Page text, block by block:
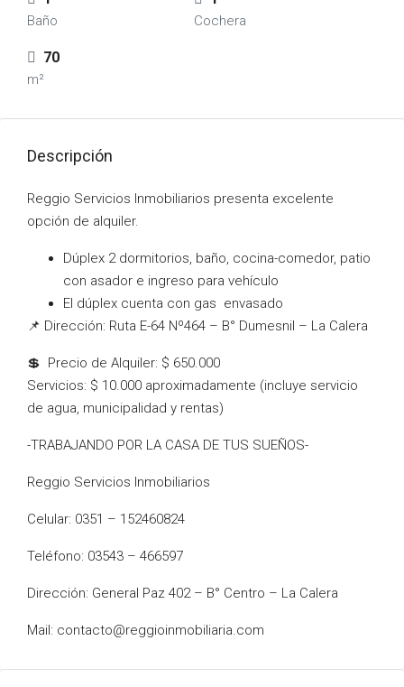
Baño Cochera
70
m²
Descripción
Reggio Servicios Inmobiliarios presenta excelente
opción de alquiler.
Dúplex 2 dormitorios, baño, cocina-comedor, patio
con asador e ingreso para vehículo
El dúplex cuenta con gas envasado
📌 Dirección: Ruta E-64 Nº464 – B° Dumesnil – La Calera
💲 Precio de Alquiler: $ 650.000
Servicios: $ 10.000 aproximadamente (incluye servicio
de agua, municipalidad y rentas)
-TRABAJANDO POR LA CASA DE TUS SUEÑOS-
Reggio Servicios Inmobiliarios
Celular: 0351 – 152460824
Teléfono: 03543 – 466597
Dirección: General Paz 402 – B° Centro – La Calera
Mail: contacto@reggioinmobiliaria.com